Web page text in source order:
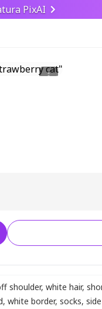
PixAI
shoulder, white hair,
, white border, socks,